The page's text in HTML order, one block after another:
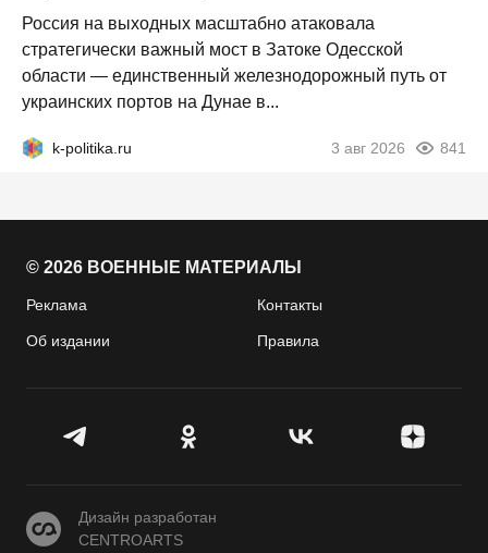
Россия на выходных масштабно атаковала
стратегически важный мост в Затоке Одесской
области — единственный железнодорожный путь от
украинских портов на Дунае в...
k-politika.ru 3 авг 2026 841
© 2026 ВОЕННЫЕ МАТЕРИАЛЫ
Реклама Контакты
Об издании Правила
CENTROARTS